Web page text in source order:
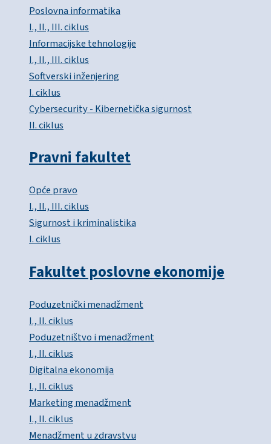
Poslovna informatika
I., II., III. ciklus
Informacijske tehnologije
I., II., III. ciklus
Softverski inženjering
I. ciklus
Cybersecurity - Kibernetička sigurnost
II. ciklus
Pravni fakultet
Opće pravo
I., II., III. ciklus
Sigurnost i kriminalistika
I. ciklus
Fakultet poslovne ekonomije
Poduzetnički menadžment
I., II. ciklus
Poduzetništvo i menadžment
I., II. ciklus
Digitalna ekonomija
I., II. ciklus
Marketing menadžment
I., II. ciklus
Menadžment u zdravstvu